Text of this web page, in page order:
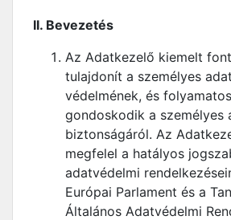
II. Bevezetés
Az Adatkezelő kiemelt
tulajdonít a személyes
védelmének, és
gondoskodik a személyes
biztonságáról. Az
megfelel a hatályos
adatvédelmi
Európai Parlament és a
Általános Adatvédelmi